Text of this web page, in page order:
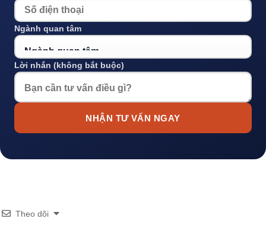
Ngành quan tâm
Lời nhắn (không bắt buộc)
NHẬN TƯ VẤN NGAY
Theo dõi